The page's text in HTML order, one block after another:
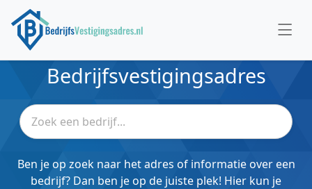
Bedrijfsvestigingsadres
Ben je op zoek naar het adres of informatie over een
bedrijf? Dan ben je op de juiste plek! Hier kun je